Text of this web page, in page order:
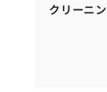
クリーニ